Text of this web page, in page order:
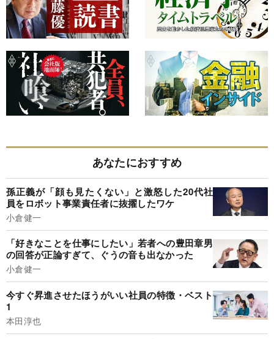
あなたにおすすめ
孫正義が「顔も見たくない」と激怒した20代社
員をロボット事業責任者に抜擢したワケ
小倉健一
「好きなことを仕事にしたい」若者への豊田章男
の回答が正論すぎて、ぐうの音も出なかった
小倉健一
今すぐ昇進させたほうがいい社員の特徴・ベスト
1
本田淳也